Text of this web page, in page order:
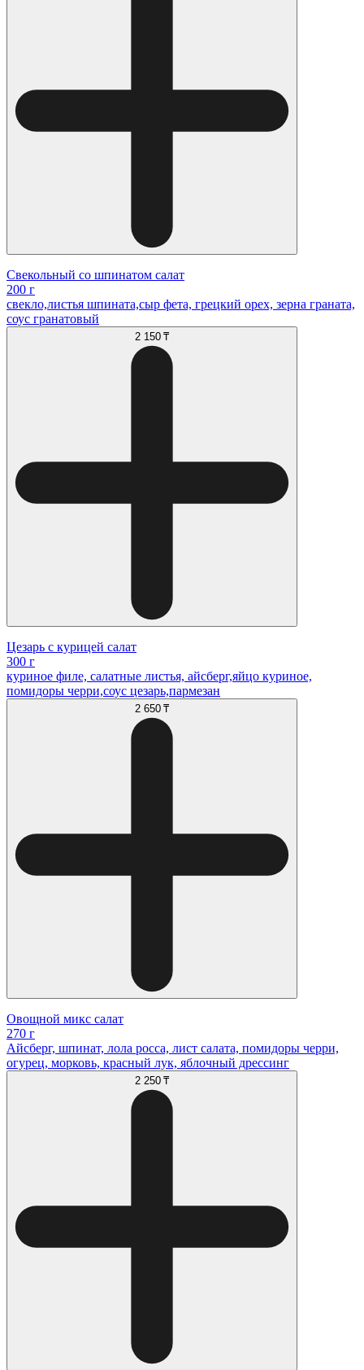
Свекольный со шпинатом салат
200 г
свекло,листья шпината,сыр фета, грецкий орех, зерна граната,
соус гранатовый
2 150 ₸
Цезарь с курицей салат
300 г
куриное филе, салатные листья, айсберг,яйцо куриное,
помидоры черри,соус цезарь,пармезан
2 650 ₸
Овощной микс салат
270 г
Айсберг, шпинат, лола росса, лист салата, помидоры черри,
огурец, морковь, красный лук, яблочный дрессинг
2 250 ₸